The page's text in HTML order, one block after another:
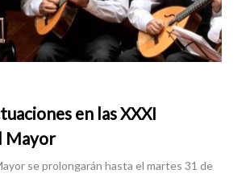
en las XXXI
Mayor
se prolongarán hasta el martes 31 de